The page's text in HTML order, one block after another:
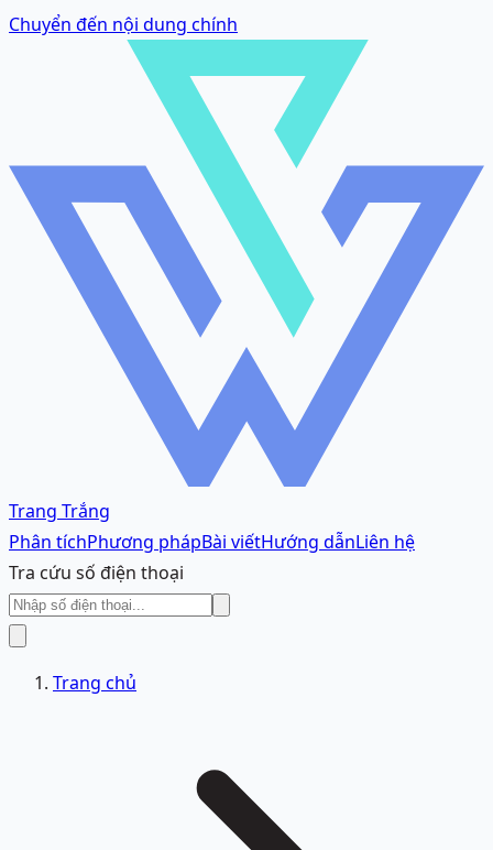
Chuyển đến nội dung chính
Trang Trắng
Phân tíchPhương phápBài viếtHướng dẫnLiên hệ
Tra cứu số điện thoại
Trang chủ